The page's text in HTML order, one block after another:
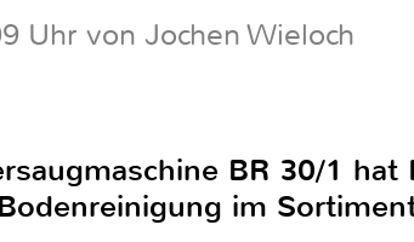
Uhr von Jochen Wieloch
BR 30/1
im